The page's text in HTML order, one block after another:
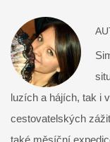
luzích a hájích, tak i
cestovatelských
také měsíční